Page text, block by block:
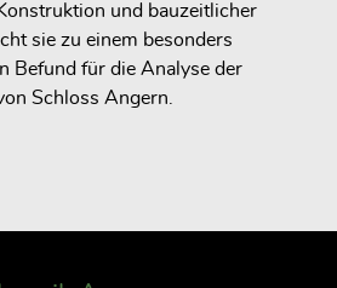
und bauzeitlicher
sie zu einem besonders
Befund für die Analyse der
Schloss Angern.
Wandtapeten um 1845